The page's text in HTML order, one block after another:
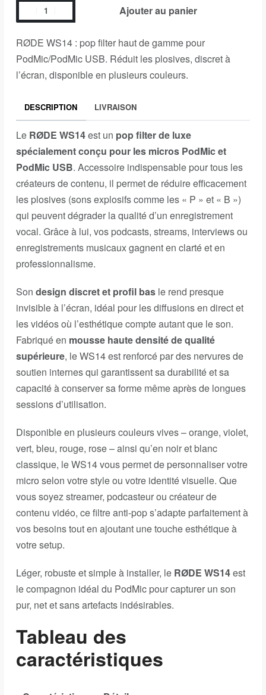
Ajouter au panier
RØDE WS14 : pop filter haut de gamme pour
PodMic/PodMic USB. Réduit les plosives, discret à
l’écran, disponible en plusieurs couleurs.
DESCRIPTION LIVRAISON
Le RØDE WS14est un pop filter de luxe
spécialement conçu pour les micros PodMic et
PodMic USB. Accessoire indispensable pour tous les
créateurs de contenu, il permet de réduire efficacement
les plosives (sons explosifs comme les « P » et « B »)
qui peuvent dégrader la qualité d’un enregistrement
vocal. Grâce à lui, vos podcasts, streams, interviews ou
enregistrements musicaux gagnent en clarté et en
professionnalisme.
Son design discret et profil bas le rend presque
invisible à l’écran, idéal pour les diffusions en direct et
les vidéos où l’esthétique compte autant que le son.
Fabriqué en mousse haute densité de qualité
supérieure, le WS14 est renforcé par des nervures de
soutien internes qui garantissent sa durabilité et sa
capacité à conserver sa forme même après de longues
sessions d’utilisation.
Disponible en plusieurs couleurs vives – orange, violet,
vert, bleu, rouge, rose – ainsi qu’en noir et blanc
classique, le WS14 vous permet de personnaliser votre
micro selon votre style ou votre identité visuelle. Que
vous soyez streamer, podcasteur ou créateur de
contenu vidéo, ce filtre anti-pop s’adapte parfaitement à
vos besoins tout en ajoutant une touche esthétique à
votre setup.
Léger, robuste et simple à installer, le RØDE WS14est
le compagnon idéal du PodMic pour capturer un son
pur, net et sans artefacts indésirables.
Tableau des
caractéristiques